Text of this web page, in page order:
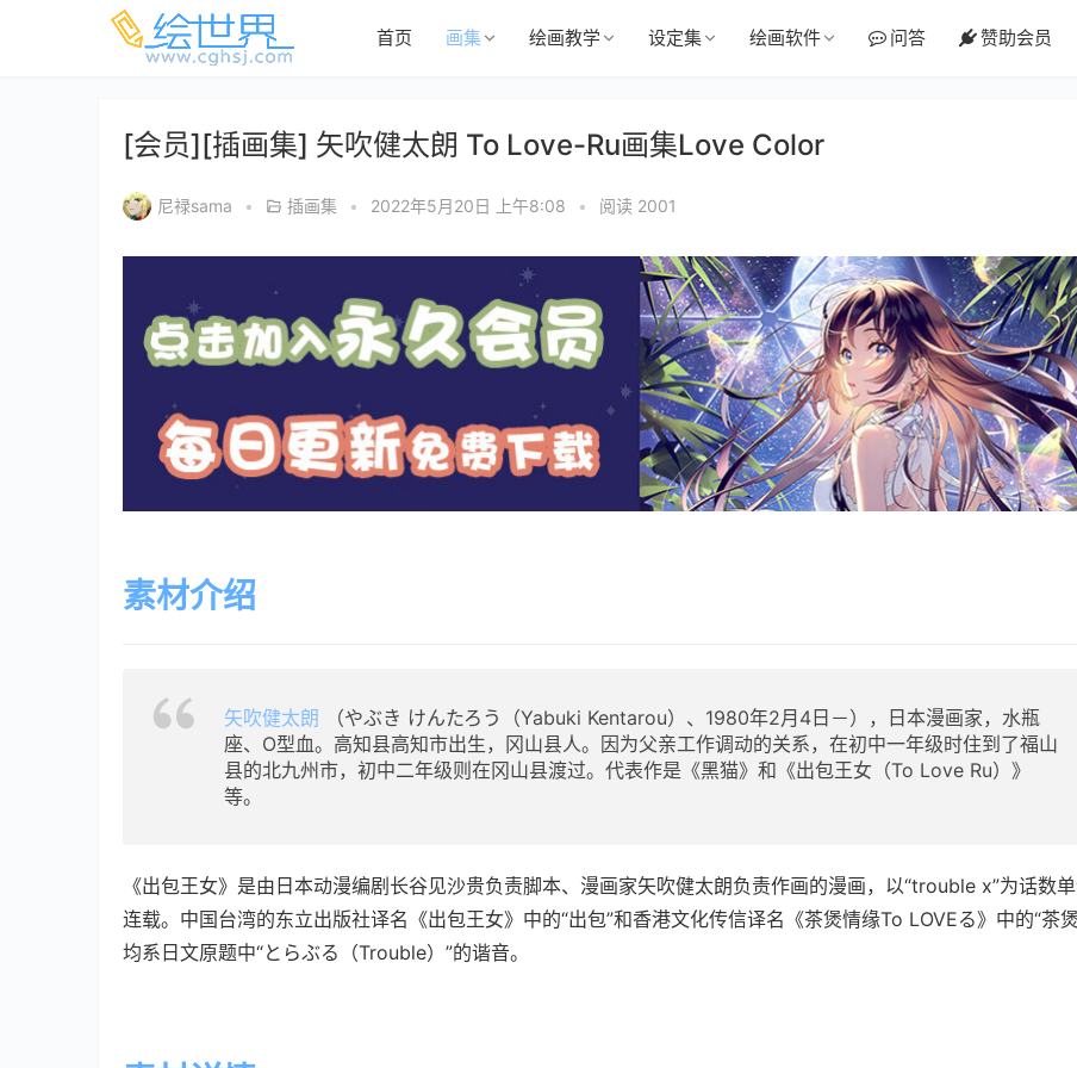
首页 画集 绘画教学 设定集 绘画软件 问答 赞助会员
[会员][插画集] 矢吹健太朗 To Love-Ru画集Love Color
尼禄sama • 插画集 • 2022年5月20日 上午8:08 • 阅读 2001
素材介绍
矢吹健太朗 （やぶき けんたろう（Yabuki Kentarou）、1980年2月4日－），日本漫画家，水瓶
座、O型血。高知县高知市出生，冈山县人。因为父亲工作调动的关系，在初中一年级时住到了福山
县的北九州市，初中二年级则在冈山县渡过。代表作是《黑猫》和《出包王女（To Love Ru）》
等。
《出包王女》是由日本动漫编剧长谷见沙贵负责脚本、漫画家矢吹健太朗负责作画的漫画，以“trouble x”为话数
连载。中国台湾的东立出版社译名《出包王女》中的“出包”和香港文化传信译名《茶煲情缘To LOVEる》中的“茶
均系日文原题中“とらぶる（Trouble）”的谐音。